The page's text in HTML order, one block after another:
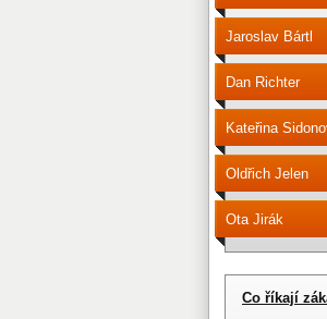
Jaroslav Bártl
Dan Richter
Kateřina
Oldřich Jelen
Ota Jirák
Co říkají